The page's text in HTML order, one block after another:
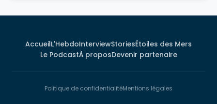
AccueilL'HebdoInterviewStoriesÉtoiles des Mers
Le PodcastÀ proposDevenir partenaire
Politique de confidentialitéMentions légales